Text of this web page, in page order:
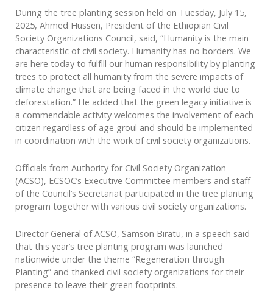
During the tree planting session held on Tuesday, July 15,
2025, Ahmed Hussen, President of the Ethiopian Civil
Society Organizations Council, said, “Humanity is the main
characteristic of civil society. Humanity has no borders. We
are here today to fulfill our human responsibility by planting
trees to protect all humanity from the severe impacts of
climate change that are being faced in the world due to
deforestation.” He added that the green legacy initiative is
a commendable activity welcomes the involvement of each
citizen regardless of age groul and should be implemented
in coordination with the work of civil society organizations.
Officials from Authority for Civil Society Organization
(ACSO), ECSOC’s Executive Committee members and staff
of the Council’s Secretariat participated in the tree planting
program together with various civil society organizations.
Director General of ACSO, Samson Biratu, in a speech said
that this year’s tree planting program was launched
nationwide under the theme “Regeneration through
Planting” and thanked civil society organizations for their
presence to leave their green footprints.